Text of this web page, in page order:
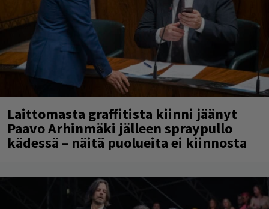
Laittomasta graffitista kiinni jäänyt
Paavo Arhinmäki jälleen spraypullo
kädessä – näitä puolueita ei kiinnosta